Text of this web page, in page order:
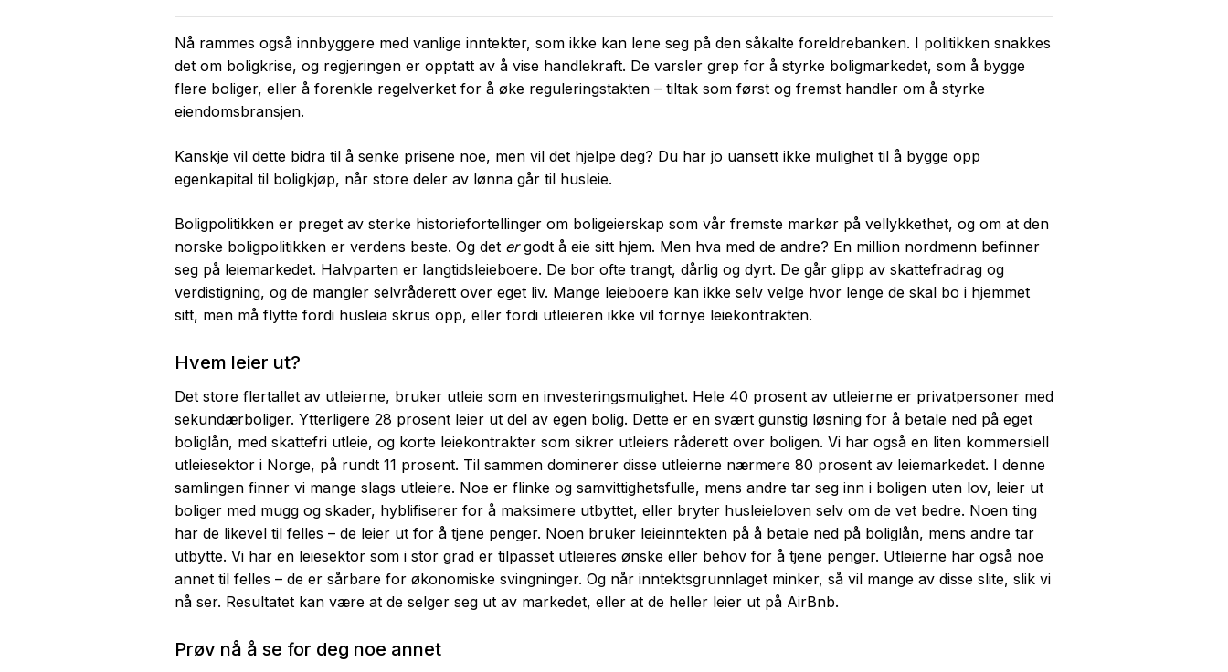
Nå rammes også innbyggere med vanlige inntekter, som ikke kan lene seg på den såkalte foreldrebanken. I politikken snakkes
det om boligkrise, og regjeringen er opptatt av å vise handlekraft. De varsler grep for å styrke boligmarkedet, som å bygge
flere boliger, eller å forenkle regelverket for å øke reguleringstakten – tiltak som først og fremst handler om å styrke
eiendomsbransjen.
Kanskje vil dette bidra til å senke prisene noe, men vil det hjelpe deg? Du har jo uansett ikke mulighet til å bygge opp
egenkapital til boligkjøp, når store deler av lønna går til husleie.
Boligpolitikken er preget av sterke historiefortellinger om boligeierskap som vår fremste markør på vellykkethet, og om at den
norske boligpolitikken er verdens beste. Og det ergodt å eie sitt hjem. Men hva med de andre? En million nordmenn befinner
seg på leiemarkedet. Halvparten er langtidsleieboere. De bor ofte trangt, dårlig og dyrt. De går glipp av skattefradrag og
verdistigning, og de mangler selvråderett over eget liv. Mange leieboere kan ikke selv velge hvor lenge de skal bo i hjemmet
sitt, men må flytte fordi husleia skrus opp, eller fordi utleieren ikke vil fornye leiekontrakten.
Hvem leier ut?
Det store flertallet av utleierne, bruker utleie som en investeringsmulighet. Hele 40 prosent av utleierne er privatpersoner med
sekundærboliger. Ytterligere 28 prosent leier ut del av egen bolig. Dette er en svært gunstig løsning for å betale ned på eget
boliglån, med skattefri utleie, og korte leiekontrakter som sikrer utleiers råderett over boligen. Vi har også en liten kommersiell
utleiesektor i Norge, på rundt 11 prosent. Til sammen dominerer disse utleierne nærmere 80 prosent av leiemarkedet. I denne
samlingen finner vi mange slags utleiere. Noe er flinke og samvittighetsfulle, mens andre tar seg inn i boligen uten lov, leier ut
boliger med mugg og skader, hyblifiserer for å maksimere utbyttet, eller bryter husleieloven selv om de vet bedre. Noen ting
har de likevel til felles – de leier ut for å tjene penger. Noen bruker leieinntekten på å betale ned på boliglån, mens andre tar
utbytte. Vi har en leiesektor som i stor grad er tilpasset utleieres ønske eller behov for å tjene penger. Utleierne har også noe
annet til felles – de er sårbare for økonomiske svingninger. Og når inntektsgrunnlaget minker, så vil mange av disse slite, slik vi
nå ser. Resultatet kan være at de selger seg ut av markedet, eller at de heller leier ut på AirBnb.
Prøv nå å se for deg noe annet